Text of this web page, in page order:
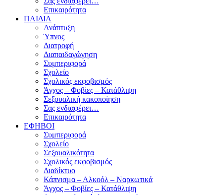
Επικαιρότητα
ΠΑΙΔΙΑ
Ανάπτυξη
Ύπνος
Διατροφή
Διαπαιδαγώγηση
Συμπεριφορά
Σχολείο
Σχολικός εκφοβισμός
Άγχος – Φοβίες – Κατάθλιψη
Σεξουαλική κακοποίηση
Σας ενδιαφέρει…
Επικαιρότητα
ΕΦΗΒΟΙ
Συμπεριφορά
Σχολείο
Σεξουαλικότητα
Σχολικός εκφοβισμός
Διαδίκτυο
Κάπνισμα – Αλκοόλ – Ναρκωτικά
Άγχος – Φοβίες – Κατάθλιψη